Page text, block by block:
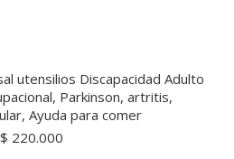
utensilios Discapacidad Adulto
Parkinson, artritis,
Ayuda para comer
$ 220.000